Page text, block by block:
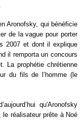
Aronofsky, qui bénéficie
de la vague pour porter
2007 et dont il explique
il remporta un concours
La prophétie chrétienne
du fils de l’homme (le
qu'Aronofsky
le réalisateur prête à Noé